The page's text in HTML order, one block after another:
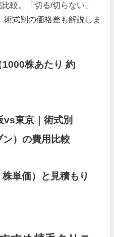
較。「切る/切らない」
術式別の価格差も解説しま
株あたり 約
vs東京｜術式別
ン）の費用比較
単価）と見積もり